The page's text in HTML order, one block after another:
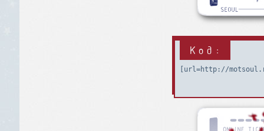
Код:
[url=http://